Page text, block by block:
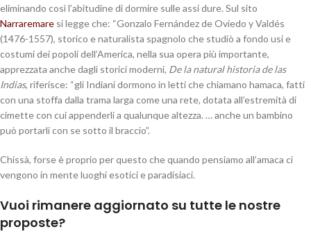
eliminando così l’abitudine di dormire sulle assi dure. Sul sito
Narraremare si legge che: “Gonzalo Fernández de Oviedo y Valdés
(1476-1557), storico e naturalista spagnolo che studiò a fondo usi e
costumi dei popoli dell’America, nella sua opera più importante,
apprezzata anche dagli storici moderni, De la natural historia de las
Indias, riferisce: “gli Indiani dormono in letti che chiamano hamaca, fatti
con una stoffa dalla trama larga come una rete, dotata all’estremità di
cimette con cui appenderli a qualunque altezza. … anche un bambino
può portarli con se sotto il braccio”.
Chissà, forse è proprio per questo che quando pensiamo all’amaca ci
vengono in mente luoghi esotici e paradisiaci.
Vuoi rimanere aggiornato su tutte le nostre
proposte?